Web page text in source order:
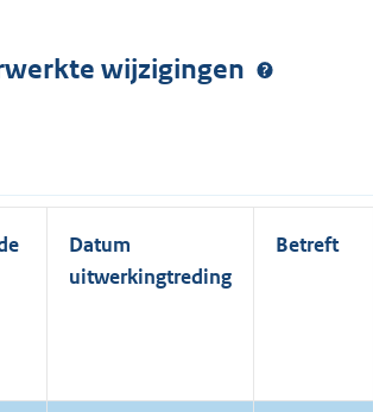
wijzigingen
Datum
uitwerkingtreding
Betreft